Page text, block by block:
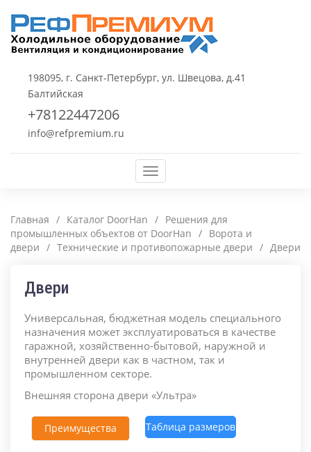
198095, г. Санкт-Петербург, ул. Швецова, д.41
Балтийская
+78122447206
info@refpremium.ru
Меню
Главная / Каталог DoorHan / Решения для
промышленных объектов от DoorHan / Ворота и
двери / Технические и противопожарные двери / Двери
Двери
Универсальная, бюджетная модель специального
назначения может эксплуатироваться в качестве
гаражной, хозяйственно-бытовой, наружной и
внутренней двери как в частном, так и
промышленном секторе.
Внешняя сторона двери «Ультра»
Преимущества Таблица размеров